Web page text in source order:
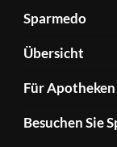
Sparmedo
Über
Sparmedo
FAQ
Kontakt
Übersicht
Produkte
A-
Für
&
Besuchen Sie